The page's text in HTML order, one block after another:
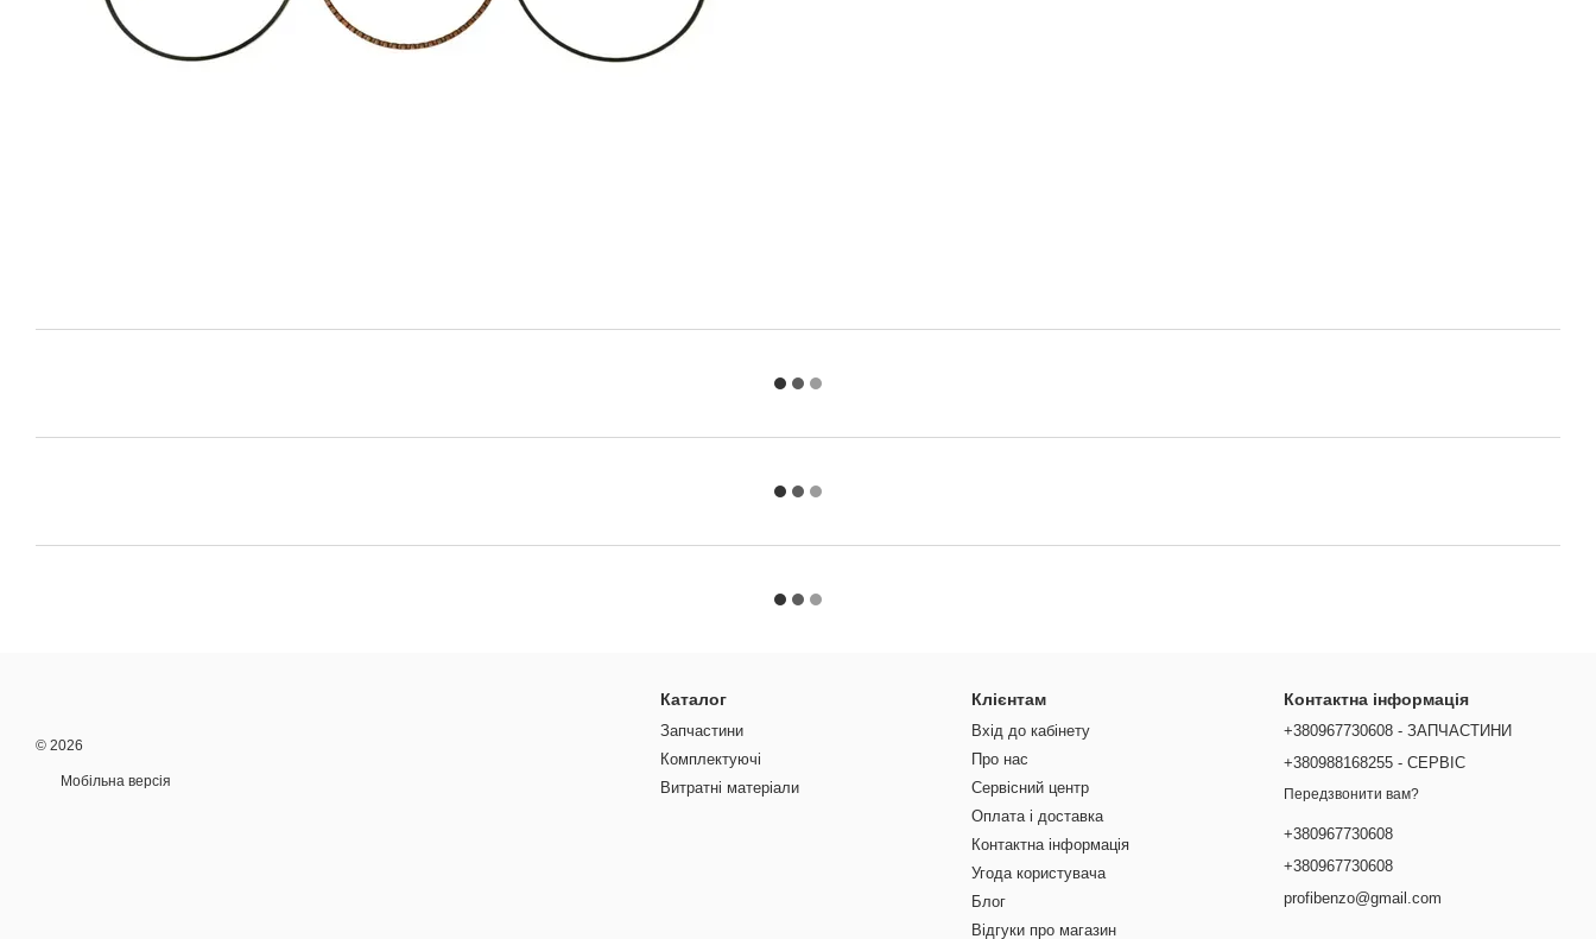
© 2026
Мобільна версія
Каталог
Запчастини
Комплектуючі
Витратні матеріали
Клієнтам
Вхід до кабінету
Про нас
Сервісний центр
Оплата і доставка
Контактна інформація
Угода користувача
Блог
Відгуки про магазин
Контактна інформація
+380967730608 - ЗАПЧАСТИНИ
+380988168255 - СЕРВІС
Передзвонити вам?
+380967730608
+380967730608
profibenzo@gmail.com